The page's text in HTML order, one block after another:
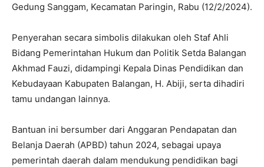
Gedung Sanggam, Kecamatan Paringin, Rabu (12/2/2024).
Penyerahan secara simbolis dilakukan oleh Staf Ahli
Bidang Pemerintahan Hukum dan Politik Setda Balangan
Akhmad Fauzi, didampingi Kepala Dinas Pendidikan dan
Kebudayaan Kabupaten Balangan, H. Abiji, serta dihadiri
tamu undangan lainnya.
Bantuan ini bersumber dari Anggaran Pendapatan dan
Belanja Daerah (APBD) tahun 2024, sebagai upaya
pemerintah daerah dalam mendukung pendidikan bagi